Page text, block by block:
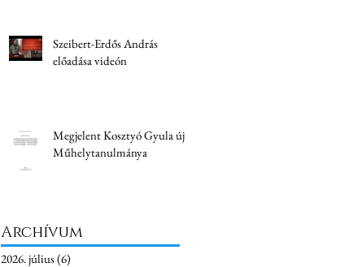
Szeibert-Erdős András
előadása videón
Megjelent Kosztyó Gyula új
Műhelytanulmánya
Archívum
2026. július(6)